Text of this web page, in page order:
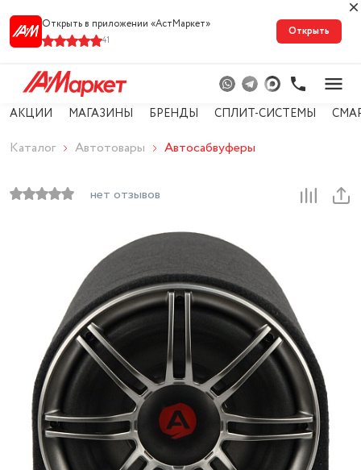
Открыть в приложении «АстМарке‪т‬»
41
Открыть
АКЦИИ МАГАЗИНЫ БРЕНДЫ СПЛИТ-СИСТЕМЫ
Каталог Автотовары Автосабвуферы
нет отзывов